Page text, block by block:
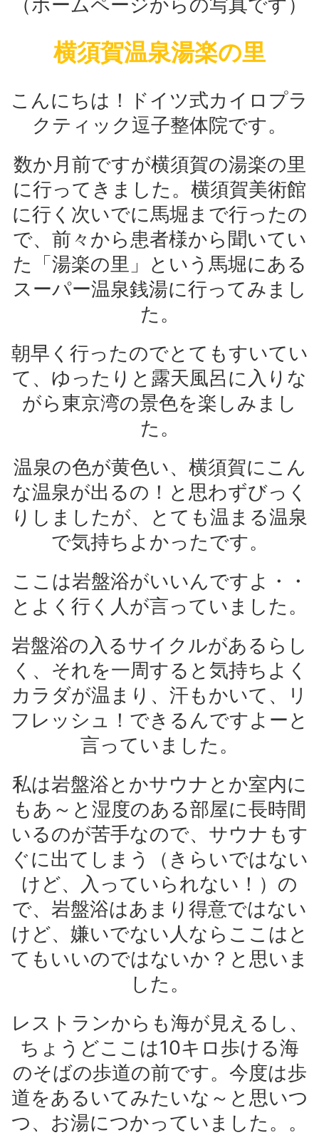
横須賀温泉湯楽の里
こんにちは！ドイツ式カイロプラ
クティック逗子整体院です。
数か月前ですが横須賀の湯楽の里
に行ってきました。横須賀美術館
に行く次いでに馬堀まで行ったの
で、前々から患者様から聞いてい
た「湯楽の里」という馬堀にある
スーパー温泉銭湯に行ってみまし
た。
朝早く行ったのでとてもすいてい
て、ゆったりと露天風呂に入りな
がら東京湾の景色を楽しみまし
た。
温泉の色が黄色い、横須賀にこん
な温泉が出るの！と思わずびっく
りしましたが、とても温まる温泉
で気持ちよかったです。
ここは岩盤浴がいいんですよ・・
とよく行く人が言っていました。
岩盤浴の入るサイクルがあるらし
く、それを一周すると気持ちよく
カラダが温まり、汗もかいて、リ
フレッシュ！できるんですよーと
言っていました。
私は岩盤浴とかサウナとか室内に
もあ～と湿度のある部屋に長時間
いるのが苦手なので、サウナもす
ぐに出てしまう（きらいではない
けど、入っていられない！）の
で、岩盤浴はあまり得意ではない
けど、嫌いでない人ならここはと
てもいいのではないか？と思いま
した。
レストランからも海が見えるし、
ちょうどここは10キロ歩ける海
のそばの歩道の前です。今度は歩
道をあるいてみたいな～と思いつ
つ、お湯につかっていました。。